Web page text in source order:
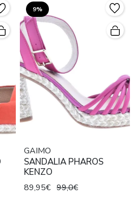
9%
GAIMO
SANDALIA PHAROS
KENZO
89,95€ 99,0€